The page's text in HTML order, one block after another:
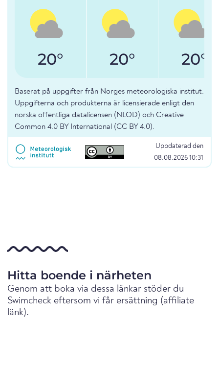
20° 20° 20°
Baserat på uppgifter från Norges meteorologiska institut.
Uppgifterna och produkterna är licensierade enligt den
norska offentliga datalicensen (NLOD) och Creative
Common 4.0 BY International (CC BY 4.0).
Uppdaterad den
08.08.2026 10:31
Hitta boende i närheten
Genom att boka via dessa länkar stöder du
Swimcheck eftersom vi får ersättning (affiliate
länk).